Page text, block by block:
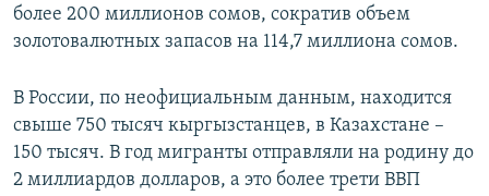
более 200 миллионов сомов, сократив объем
золотовалютных запасов на 114,7 миллиона сомов.
В России, по неофициальным данным, находится
свыше 750 тысяч кыргызстанцев, в Казахстане –
150 тысяч. В год мигранты отправляли на родину до
2 миллиардов долларов, а это более трети ВВП